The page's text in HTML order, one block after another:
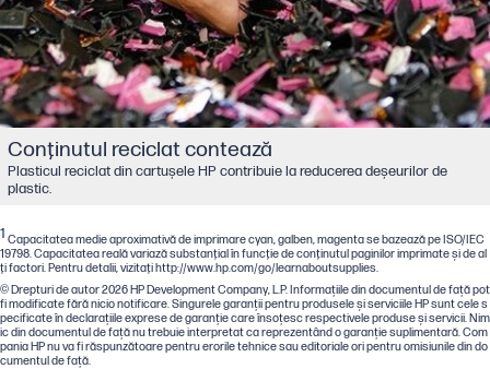
Conţinutul reciclat contează
Plasticul reciclat din cartușele HP contribuie la reducerea deșeurilor de
plastic.
1 Capacitatea medie aproximativă de imprimare cyan, galben, magenta se bazează pe ISO/IEC
19798. Capacitatea reală variază substanţial în funcţie de conţinutul paginilor imprimate şi de al
ţi factori. Pentru detalii, vizitaţi http://www.hp.com/go/learnaboutsupplies.
© Drepturi de autor 2026 HP Development Company, L.P. Informațiile din documentul de față pot
fi modificate fără nicio notificare. Singurele garanții pentru produsele și serviciile HP sunt cele s
pecificate în declarațiile exprese de garanție care însoțesc respectivele produse și servicii. Nim
ic din documentul de față nu trebuie interpretat ca reprezentând o garanție suplimentară. Com
pania HP nu va fi răspunzătoare pentru erorile tehnice sau editoriale ori pentru omisiunile din do
cumentul de față.